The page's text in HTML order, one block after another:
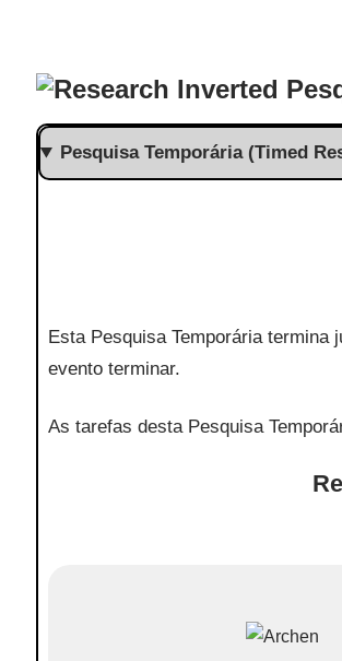
Pesquisa Temporária (Timed
Esta Pesquisa Temporária
evento terminar.
As tarefas desta Pesquisa